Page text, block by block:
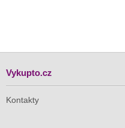
Vykupto.cz
Kontakty